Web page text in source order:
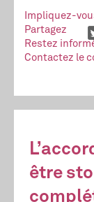
Impliquez-
Partagez
Restez
Contactez le
être